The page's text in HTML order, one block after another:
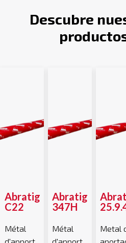
Descubre
Abratig
C22
Métal
Abratig
347H
Métal
Metal